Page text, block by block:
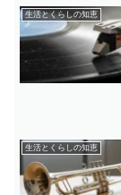
生活とくらしの知恵
生活とくらしの知恵